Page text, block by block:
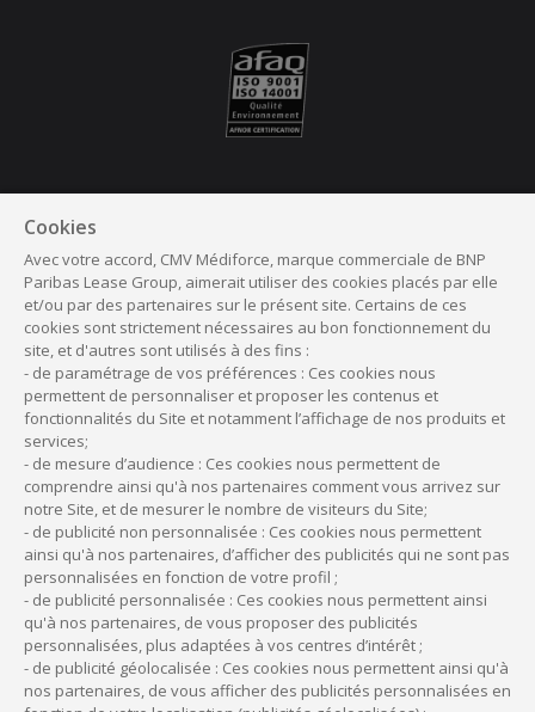
FacebookLinkedinInstagramYoutube
Qui sommes-nous ?
Mentions légales
Politique de cookies
FAQ
Plan du site
Données personnelles
Cookies
Avec votre accord, CMV Médiforce, marque commerciale de BNP
Paribas Lease Group, aimerait utiliser des cookies placés par elle
et/ou par des partenaires sur le présent site. Certains de ces
cookies sont strictement nécessaires au bon fonctionnement du
site, et d'autres sont utilisés à des fins :
- de paramétrage de vos préférences : Ces cookies nous
permettent de personnaliser et proposer les contenus et
fonctionnalités du Site et notamment l’affichage de nos produits et
services;
- de mesure d’audience : Ces cookies nous permettent de
comprendre ainsi qu'à nos partenaires comment vous arrivez sur
notre Site, et de mesurer le nombre de visiteurs du Site;
- de publicité non personnalisée : Ces cookies nous permettent
ainsi qu'à nos partenaires, d’afficher des publicités qui ne sont pas
personnalisées en fonction de votre profil ;
- de publicité personnalisée : Ces cookies nous permettent ainsi
qu'à nos partenaires, de vous proposer des publicités
personnalisées, plus adaptées à vos centres d’intérêt ;
- de publicité géolocalisée : Ces cookies nous permettent ainsi qu'à
nos partenaires, de vous afficher des publicités personnalisées en